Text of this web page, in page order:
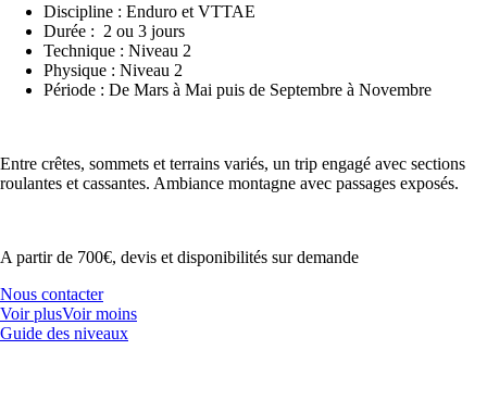
Discipline : Enduro et VTTAE
Durée : 2 ou 3 jours
Technique : Niveau 2
Physique : Niveau 2
Période : De Mars à Mai puis de Septembre à Novembre
Entre crêtes, sommets et terrains variés, un trip engagé avec sections
roulantes et cassantes. Ambiance montagne avec passages exposés.
A partir de 700€, devis et disponibilités sur demande
Nous contacter
Voir plusVoir moins
Guide des niveaux